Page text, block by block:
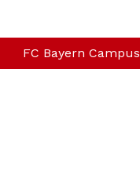
FC Bayern Campus